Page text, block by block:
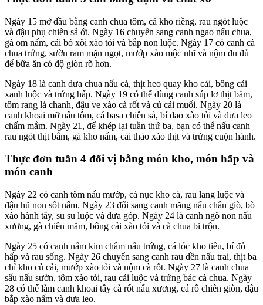
Ngày 15 mở đầu bằng canh chua tôm, cá kho riềng, rau ngót luộc
và đậu phụ chiên sả ớt. Ngày 16 chuyển sang canh ngao nấu chua,
gà om nấm, cải bó xôi xào tỏi và bắp non luộc. Ngày 17 có canh cà
chua trứng, sườn ram mặn ngọt, mướp xào mộc nhĩ và nộm đu đủ
để bữa ăn có độ giòn rõ hơn.
Ngày 18 là canh dưa chua nấu cá, thịt heo quay kho cải, bông cải
xanh luộc và trứng hấp. Ngày 19 có thể dùng canh súp lơ thịt bằm,
tôm rang lá chanh, đậu ve xào cà rốt và củ cải muối. Ngày 20 là
canh khoai mỡ nấu tôm, cá basa chiên sả, bí đao xào tỏi và dưa leo
chấm mắm. Ngày 21, để khép lại tuần thứ ba, bạn có thể nấu canh
rau ngót thịt bằm, gà kho nấm, cải thảo xào thịt và trứng cuộn hành.
Thực đơn tuần 4 đổi vị bằng món kho, món hấp và
món canh
Ngày 22 có canh tôm nấu mướp, cá nục kho cà, rau lang luộc và
đậu hũ non sốt nấm. Ngày 23 đổi sang canh măng nấu chân giò, bò
xào hành tây, su su luộc và dưa góp. Ngày 24 là canh ngô non nấu
xương, gà chiên mắm, bông cải xào tỏi và cà chua bi trộn.
Ngày 25 có canh nấm kim châm nấu trứng, cá lóc kho tiêu, bí đỏ
hấp và rau sống. Ngày 26 chuyển sang canh rau dền nấu trai, thịt ba
chỉ kho củ cải, mướp xào tỏi và nộm cà rốt. Ngày 27 là canh chua
sấu nấu sườn, tôm xào tỏi, rau cải luộc và trứng bác cà chua. Ngày
28 có thể làm canh khoai tây cà rốt nấu xương, cá rô chiên giòn, đậu
bắp xào nấm và dưa leo.